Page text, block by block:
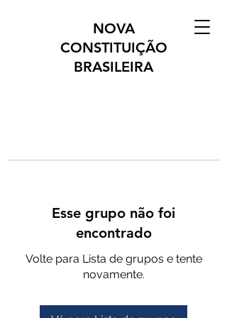
NOVA
CONSTITUIÇÃO
BRASILEIRA
Esse grupo não foi
encontrado
Volte para Lista de grupos e tente
novamente.